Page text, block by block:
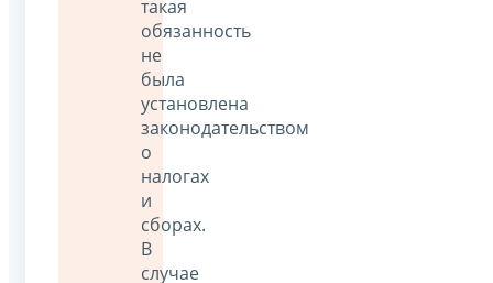
такая
обязанность
не
была
установлена
законодательством
о
налогах
и
сборах.
В
случае